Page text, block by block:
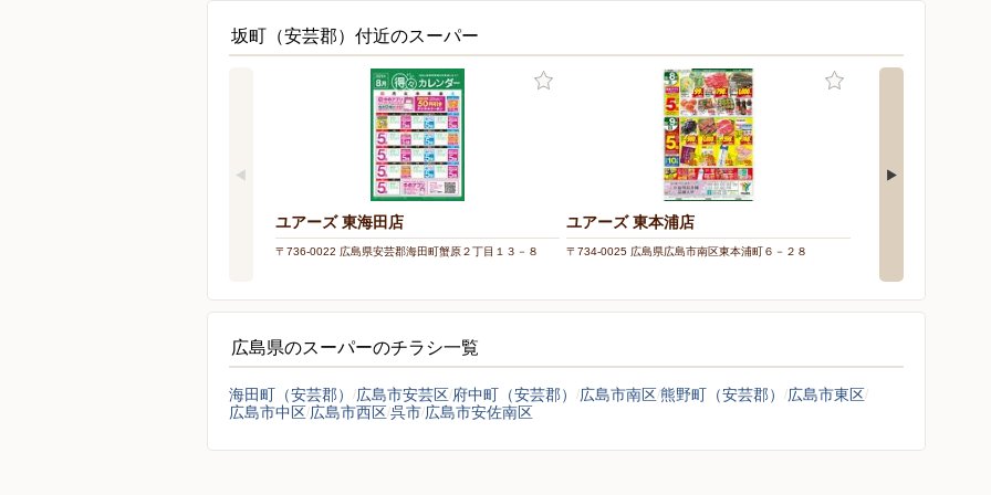
坂町（安芸郡）付近のスーパー
ユアーズ 東海田店
〒736-0022 広島県安芸郡海田町蟹原２丁目１３－８
ユアーズ 東本浦店
〒734-0025 広島県広島市南区東本浦町６－２８
広島県のスーパーのチラシ一覧
海田町（安芸郡） 広島市安芸区 府中町（安芸郡） 広島市南区熊野町（安芸郡）
広島市東区
広島市中区 広島市西区呉市 広島市安佐南区